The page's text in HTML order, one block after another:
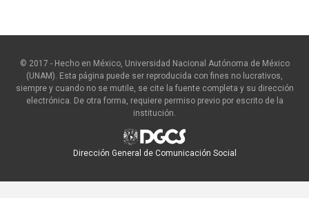
© 2017 - Hecho en México, Universidad Nacional Autónoma de México
(UNAM). Esta página puede ser reproducida con fines no lucrativos,
siempre y cuando no se mutile, se cite la fuente completa y su dirección
electrónica. De otra forma, requiere permiso previo por escrito de la
institución.
Dirección General de Comunicación Social